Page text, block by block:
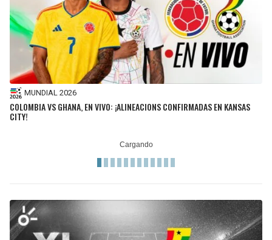
MUNDIAL 2026
COLOMBIA VS GHANA, EN VIVO: ¡ALINEACIONS CONFIRMADAS EN KANSAS
CITY!